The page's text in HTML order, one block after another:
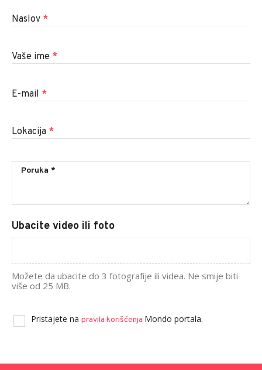
Naslov *
Vaše ime *
E-mail *
Lokacija *
Ubacite video ili foto
Možete da ubacite do 3 fotografije ili videa. Ne smije biti
više od 25 MB.
Pristajete na pravila korišćenja Mondo portala.